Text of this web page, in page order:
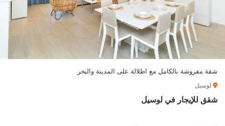
شقة مفروشة بالكامل مع اطلالة على المدينة والبحر
لوسيل
شقق للإيجار في لوسيل